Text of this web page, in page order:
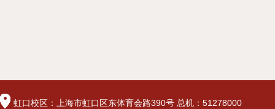
虹口校区：上海市虹口区东体育会路390号 总机：51278000